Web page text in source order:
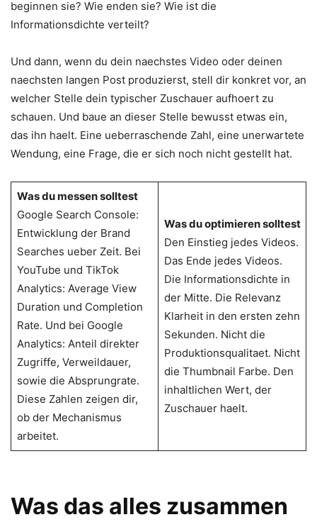
beginnen sie? Wie enden sie? Wie ist die
Informationsdichte verteilt?
Und dann, wenn du dein naechstes Video oder deinen
naechsten langen Post produzierst, stell dir konkret vor, an
welcher Stelle dein typischer Zuschauer aufhoert zu
schauen. Und baue an dieser Stelle bewusst etwas ein,
das ihn haelt. Eine ueberraschende Zahl, eine unerwartete
Wendung, eine Frage, die er sich noch nicht gestellt hat.
Was du messen solltest
Google Search Console:
Entwicklung der Brand
Searches ueber Zeit. Bei
YouTube und TikTok
Analytics: Average View
Duration und Completion
Rate. Und bei Google
Analytics: Anteil direkter
Zugriffe, Verweildauer,
sowie die Absprungrate.
Diese Zahlen zeigen dir,
ob der Mechanismus
arbeitet.
Was du optimieren solltest
Den Einstieg jedes Videos.
Das Ende jedes Videos.
Die Informationsdichte in
der Mitte. Die Relevanz
Klarheit in den ersten zehn
Sekunden. Nicht die
Produktionsqualitaet. Nicht
die Thumbnail Farbe. Den
inhaltlichen Wert, der
Zuschauer haelt.
Was das alles zusammen